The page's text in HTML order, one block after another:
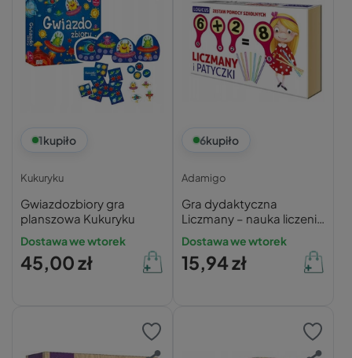
1kupiło
Kukuryku
Gwiazdozbiory gra
planszowa Kukuryku
Dostawa we wtorek
45,00 zł
6kupiło
Adamigo
Gra dydaktyczna
Liczmany – nauka liczenia
5+
Dostawa we wtorek
15,94 zł